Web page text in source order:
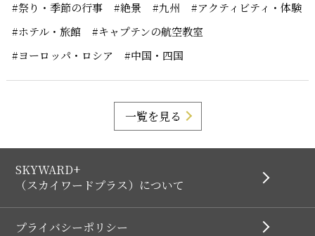
#祭り・季節の行事
#絶景 #九州
#アクティビティ・体験
#ホテル・旅館
#キャプテンの航空教室
#ヨーロッパ・ロシア
#中国・四国
一覧を見る
SKYWARD+
（スカイワードプラス）について
プライバシーポリシー